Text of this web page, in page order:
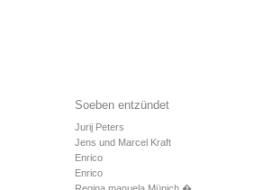
Soeben entzündet
Jurij Peters
Jens und Marcel Kraft
Enrico
Enrico